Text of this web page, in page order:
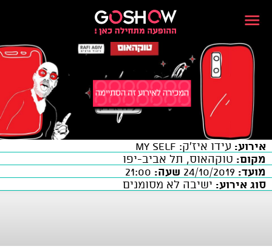
אירוע: עידו איז'ק: My Self
מקום: טוקהאוס, תל אביב-יפו
מועד:
שעה:
סוג אירוע: ישיבה לא מסומנים